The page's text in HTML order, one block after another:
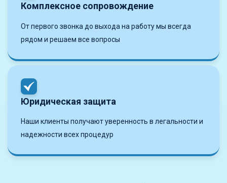
Комплексное сопровождение
От первого звонка до выхода на работу мы всегда
рядом и решаем все вопросы
Юридическая защита
Наши клиенты получают уверенность в легальности и
надежности всех процедур